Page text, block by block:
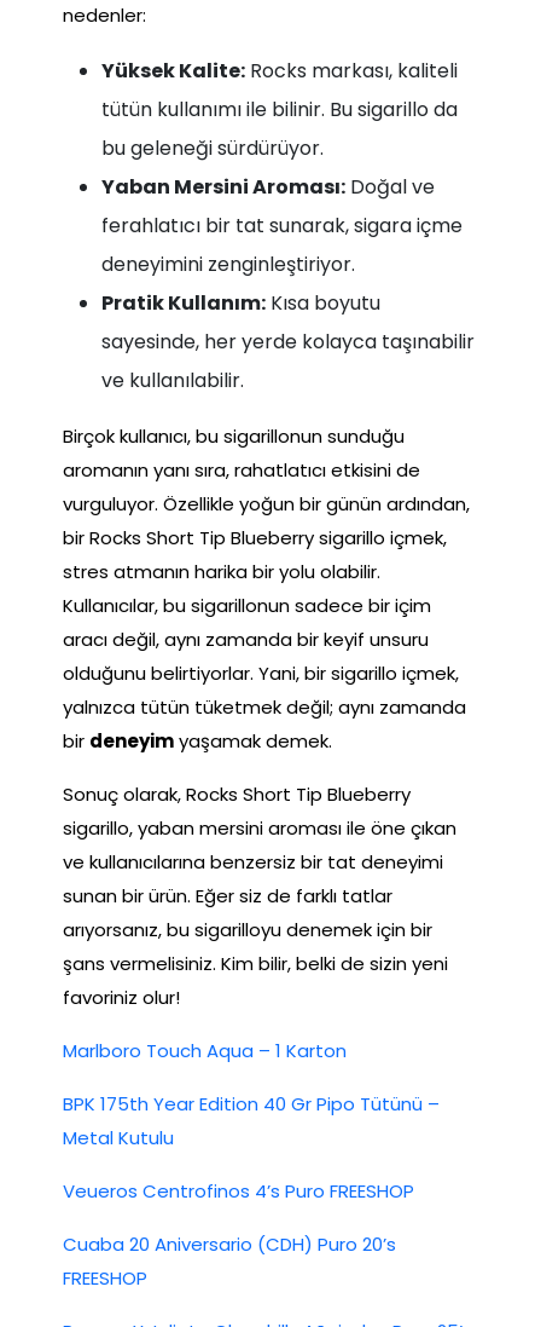
nedenler:
Yüksek Kalite: Rocks markası, kaliteli
tütün kullanımı ile bilinir. Bu sigarillo da
bu geleneği sürdürüyor.
Yaban Mersini Aroması: Doğal ve
ferahlatıcı bir tat sunarak, sigara içme
deneyimini zenginleştiriyor.
Pratik Kullanım: Kısa boyutu
sayesinde, her yerde kolayca taşınabilir
ve kullanılabilir.
Birçok kullanıcı, bu sigarillonun sunduğu
aromanın yanı sıra, rahatlatıcı etkisini de
vurguluyor. Özellikle yoğun bir günün ardından,
bir Rocks Short Tip Blueberry sigarillo içmek,
stres atmanın harika bir yolu olabilir.
Kullanıcılar, bu sigarillonun sadece bir içim
aracı değil, aynı zamanda bir keyif unsuru
olduğunu belirtiyorlar. Yani, bir sigarillo içmek,
yalnızca tütün tüketmek değil; aynı zamanda
bir deneyimyaşamak demek.
Sonuç olarak, Rocks Short Tip Blueberry
sigarillo, yaban mersini aroması ile öne çıkan
ve kullanıcılarına benzersiz bir tat deneyimi
sunan bir ürün. Eğer siz de farklı tatlar
arıyorsanız, bu sigarilloyu denemek için bir
şans vermelisiniz. Kim bilir, belki de sizin yeni
favoriniz olur!
Marlboro Touch Aqua – 1 Karton
BPK 175th Year Edition 40 Gr Pipo Tütünü –
Metal Kutulu
Veueros Centrofinos 4’s Puro FREESHOP
Cuaba 20 Aniversario (CDH) Puro 20’s
FREESHOP